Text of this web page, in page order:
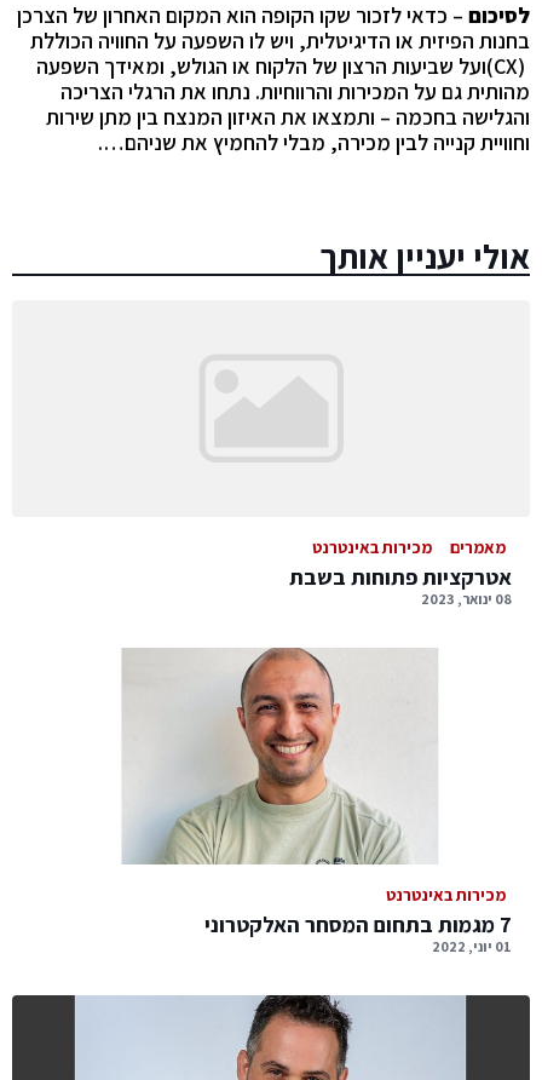
לסיכום – כדאי לזכור שקו הקופה הוא המקום האחרון של הצרכן
בחנות הפיזית או הדיגיטלית, ויש לו השפעה על החוויה הכוללת
(CX)ועל שביעות הרצון של הלקוח או הגולש, ומאידך השפעה
מהותית גם על המכירות והרווחיות. נתחו את הרגלי הצריכה
והגלישה בחכמה – ותמצאו את האיזון המנצח בין מתן שירות
וחוויית קנייה לבין מכירה, מבלי להחמיץ את שניהם….
אולי יעניין אותך
מאמרים מכירות באינטרנט
אטרקציות פתוחות בשבת
08 ינואר, 2023
מכירות באינטרנט
7 מגמות בתחום המסחר האלקטרוני
01 יוני, 2022